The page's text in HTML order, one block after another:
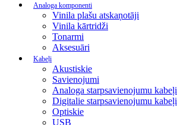
Analoga komponenti
Vinila plašu atskaņotāji
Vinila kārtridži
Tonarmi
Aksesuāri
Kabeļi
Akustiskie
Savienojumi
Analoga starpsavienojumu kabeļi
Digitalie starpsavienojumu kabeļi
Optiskie
USB